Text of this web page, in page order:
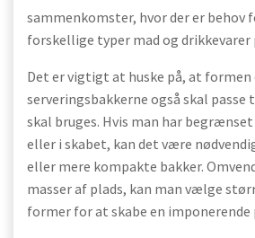
sammenkomster, hvor der er behov
forskellige typer mad og drikkevarer
Det er vigtigt at huske på, at
serveringsbakkerne også skal passe
skal bruges. Hvis man har
eller i skabet, kan det være
eller mere kompakte bakker.
masser af plads, kan man vælge
former for at skabe en